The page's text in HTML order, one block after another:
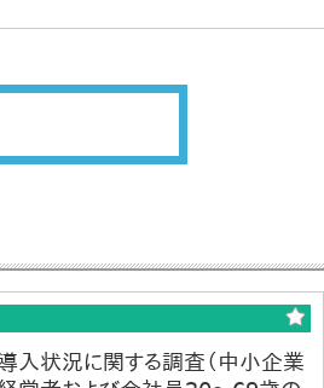
入状況に関する調査（中小企業